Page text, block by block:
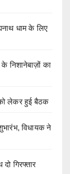
धाम के लिए
निशानेबाज़ों का
को लेकर हुई बैठक
विधायक ने
गिरफ्तार